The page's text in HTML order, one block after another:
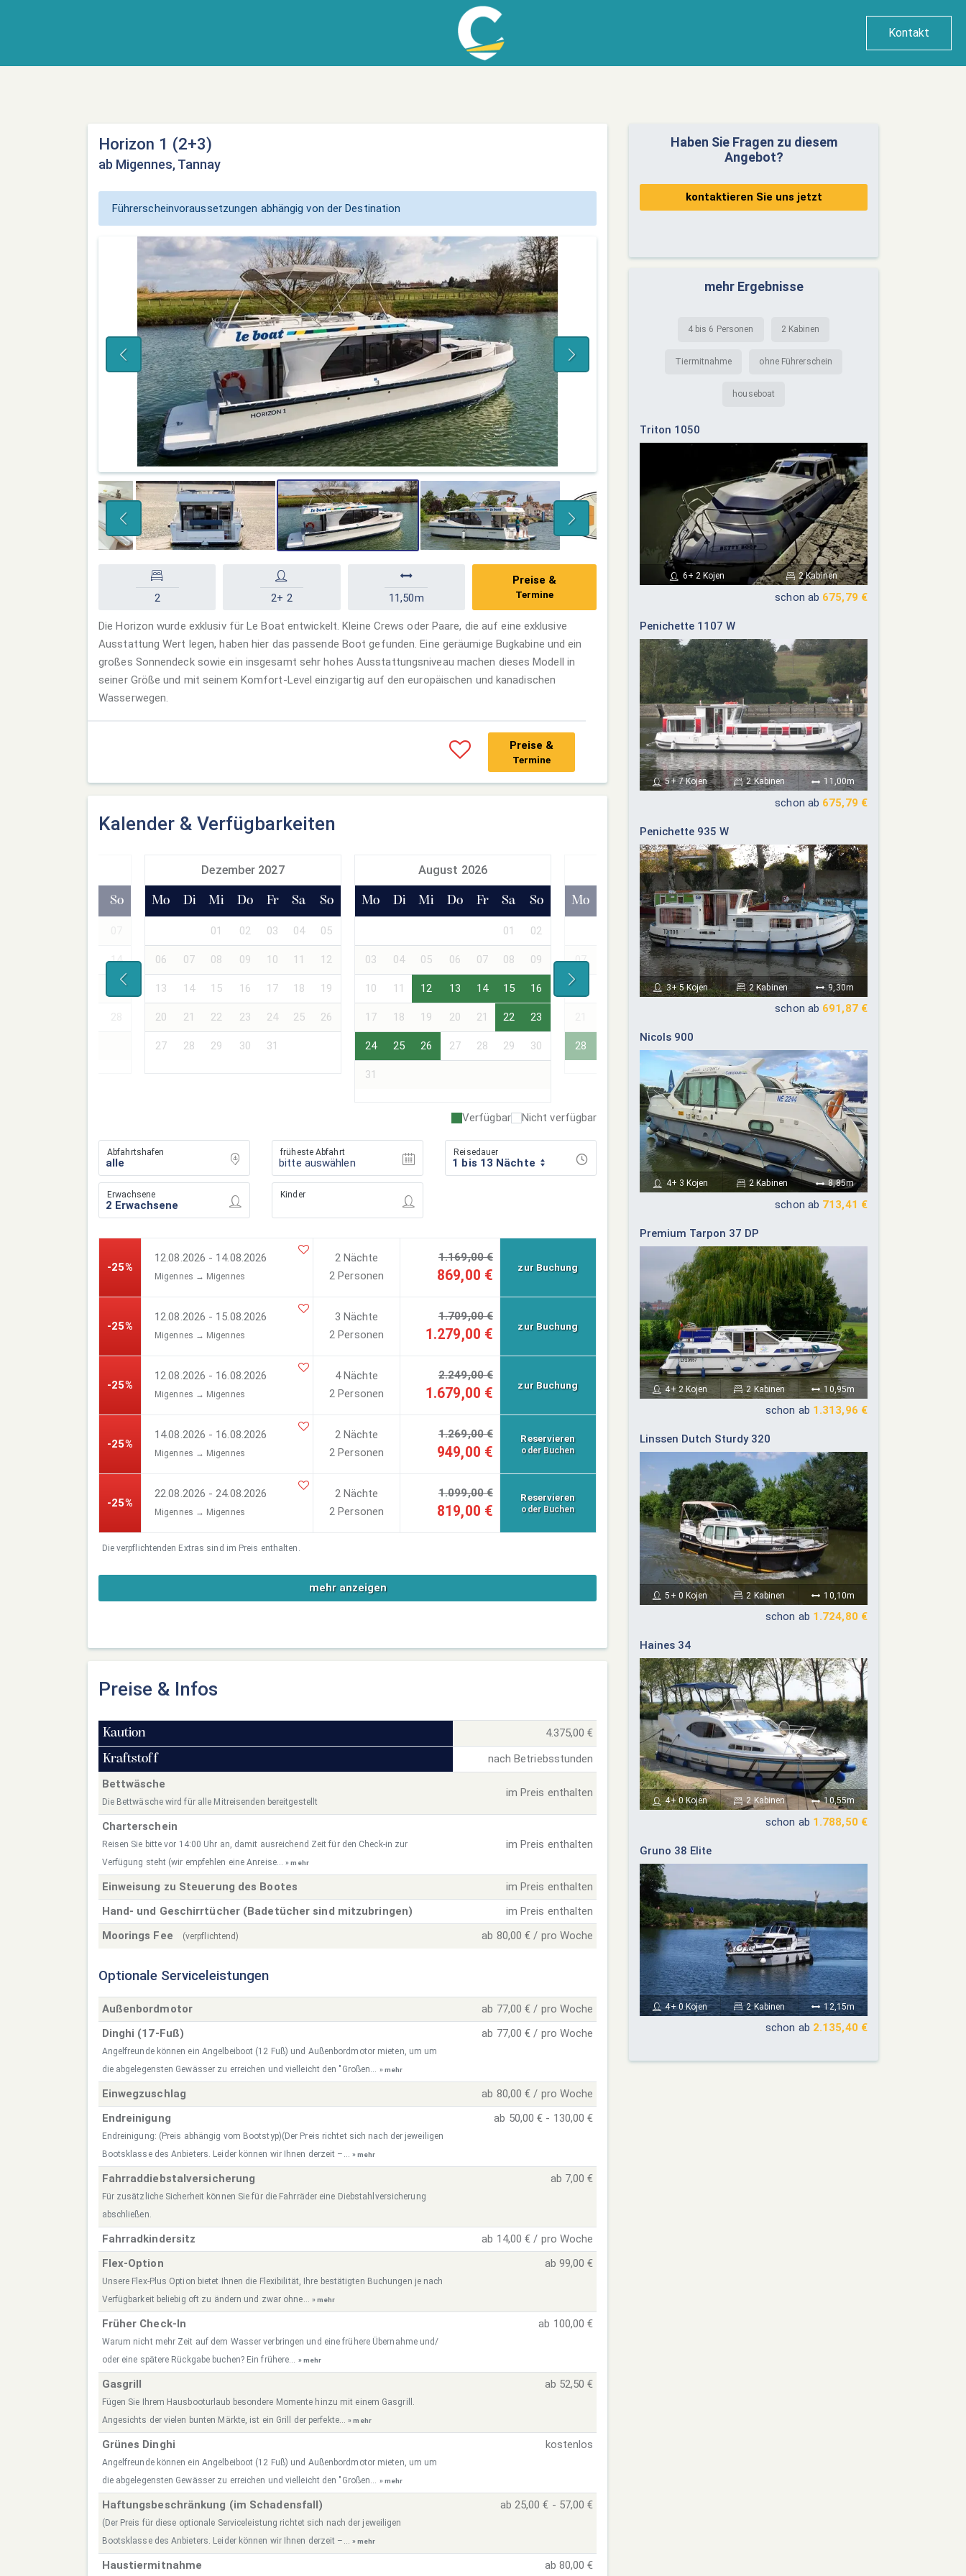
Kontakt
Horizon 1 (2+3)
ab Migennes, Tannay
Führerscheinvoraussetzungen abhängig von der Destination
2 2+ 2 11,50m
Preise &
Termine
Die Horizon wurde exklusiv für Le Boat entwickelt. Kleine Crews oder Paare, die auf eine exklusive
Ausstattung Wert legen, haben hier das passende Boot gefunden. Eine geräumige Bugkabine und ein
großes Sonnendeck sowie ein insgesamt sehr hohes Ausstattungsniveau machen dieses Modell in
seiner Größe und mit seinem Komfort-Level einzigartig auf den europäischen und kanadischen
Wasserwegen.
Preise &
Termine
Kalender & Verfügbarkeiten
So
14
Dezember 2027
Mo Di Mi Do Fr Sa So
01 02 03 04 05
06 07 08 09 10 11 12
13 14 15 16 17 18 19
20 21 22 23 24 25 26
27 28 29 30 31
August 2026
Mo Di Mi Do Fr Sa So
01 02
03 04 05 06 07 08 09
10 11 12 13 14 15 16
17 18 19 20 21 22 23
24 25 26 27 28 29 30
31
September 2026
Mo Mi Do Fr Sa So
02 03 04 05 06
07 09 10 11 12 13
16 17 18 19 20
28
Oktober 2026
Mo Di Mi Do
05 06 07
12 13 14
21
Verfügbar Nicht verfügbar
Abfahrtshafen früheste Abfahrt
bitte auswählen
Reisedauer
1 bis 13 Nächte
Erwachsene Kinder
-25%
12.08.2026 - 14.08.2026
Migennes → Migennes
2 Nächte
2 Personen
1.169,00 €
869,00 € zur Buchung
-25%
12.08.2026 - 15.08.2026
Migennes → Migennes
3 Nächte
2 Personen
1.709,00 €
1.279,00 € zur Buchung
-25%
12.08.2026 - 16.08.2026
Migennes → Migennes
4 Nächte
2 Personen
2.249,00 €
1.679,00 € zur Buchung
-25%
14.08.2026 - 16.08.2026
Migennes → Migennes
2 Nächte
2 Personen
1.269,00 €
949,00 €
Reservieren
oder Buchen
-25%
22.08.2026 - 24.08.2026
Migennes → Migennes
2 Nächte
2 Personen
1.099,00 €
819,00 €
Reservieren
oder Buchen
Die verpflichtenden Extras sind im Preis enthalten.
mehr anzeigen
Preise & Infos
Kaution 4.375,00 €
Kraftstoff
nach Betriebsstunden
Bettwäsche
Die Bettwäsche wird für alle Mitreisenden bereitgestellt
im Preis enthalten
Charterschein
Reisen Sie bitte vor 14:00 Uhr an, damit ausreichend Zeit für den Check-in zur
Verfügung steht (wir empfehlen eine Anreise...» mehr
im Preis enthalten
Einweisung zu Steuerung des Bootes
im Preis enthalten
Hand- und Geschirrtücher (Badetücher sind mitzubringen)
im Preis enthalten
Moorings Fee
(verpflichtend) ab 80,00 € / pro Woche
Optionale Serviceleistungen
Außenbordmotor
ab 77,00 € / pro Woche
Dinghi (17-Fuß)
Angelfreunde können ein Angelbeiboot (12 Fuß) und Außenbordmotor mieten, um um
die abgelegensten Gewässer zu erreichen und vielleicht den "Großen... » mehr
ab 77,00 € / pro Woche
Einwegzuschlag
ab 80,00 € / pro Woche
Endreinigung
Endreinigung: (Preis abhängig vom Bootstyp)(Der Preis richtet sich nach der jeweiligen
Bootsklasse des Anbieters. Leider können wir Ihnen derzeit –... » mehr
ab 50,00 € - 130,00 €
Fahrraddiebstalversicherung
Für zusätzliche Sicherheit können Sie für die Fahrräder eine Diebstahlversicherung
abschließen.
ab 7,00 €
Fahrradkindersitz
ab 14,00 € / pro Woche
Flex-Option
Unsere Flex-Plus Option bietet Ihnen die Flexibilität, Ihre bestätigten Buchungen je nach
Verfügbarkeit beliebig oft zu ändern und zwar ohne... » mehr
ab 99,00 €
Früher Check-In
Warum nicht mehr Zeit auf dem Wasser verbringen und eine frühere Übernahme und/
oder eine spätere Rückgabe buchen? Ein frühere... » mehr
ab 100,00 €
Gasgrill
Fügen Sie Ihrem Hausbooturlaub besondere Momente hinzu mit einem Gasgrill.
Angesichts der vielen bunten Märkte, ist ein Grill der perfekte...» mehr
ab 52,50 €
Grünes Dinghi
Angelfreunde können ein Angelbeiboot (12 Fuß) und Außenbordmotor mieten, um um
die abgelegensten Gewässer zu erreichen und vielleicht den "Großen... » mehr
kostenlos
Haftungsbeschränkung (im Schadensfall)
(Der Preis für diese optionale Serviceleistung richtet sich nach der jeweiligen
Bootsklasse des Anbieters. Leider können wir Ihnen derzeit –... » mehr
ab 25,00 € - 57,00 €
Haustiermitnahme ab 80,00 €
Haben Sie Fragen zu diesem
Angebot?
kontaktieren Sie uns jetzt
mehr Ergebnisse
4 bis 6 Personen 2 Kabinen
Tiermitnahme ohne Führerschein
houseboat
Triton 1050
6+ 2 Kojen 2 Kabinen
schon ab 675,79 €
Penichette 1107 W
5+ 7 Kojen 2 Kabinen 11,00m
schon ab 675,79 €
Penichette 935 W
3+ 5 Kojen 2 Kabinen 9,30m
schon ab 691,87 €
Nicols 900
4+ 3 Kojen 2 Kabinen 8,85m
schon ab 713,41 €
Premium Tarpon 37 DP
4+ 2 Kojen 2 Kabinen 10,95m
schon ab 1.313,96 €
Linssen Dutch Sturdy 320
5+ 0 Kojen 2 Kabinen 10,10m
schon ab 1.724,80 €
Haines 34
4+ 0 Kojen 2 Kabinen 10,55m
schon ab 1.788,50 €
Gruno 38 Elite
4+ 0 Kojen 2 Kabinen 12,15m
schon ab 2.135,40 €